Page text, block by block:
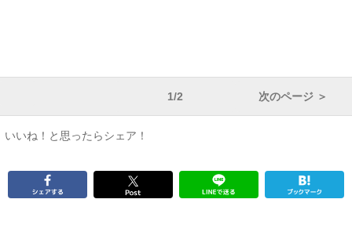
1/2 次のページ ＞
いいね！と思ったらシェア！